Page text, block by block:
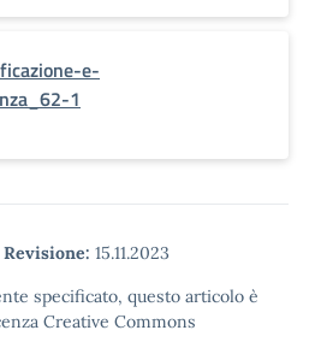
e-
1
Revisione: 15.11.2023
specificato, questo articolo è
Creative Commons